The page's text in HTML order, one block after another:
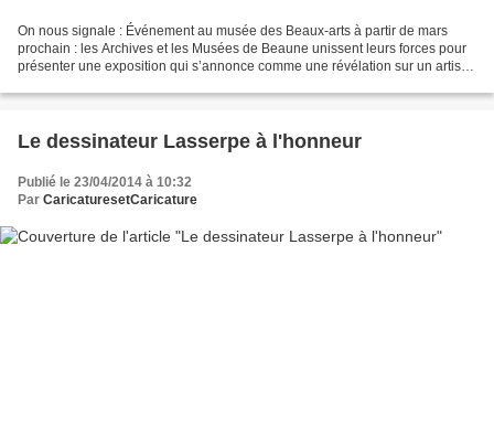
On nous signale : Événement au musée des Beaux-arts à partir de mars
prochain : les Archives et les Musées de Beaune unissent leurs forces pour
présenter une exposition qui s’annonce comme une révélation sur un artiste
Le dessinateur Lasserpe à l'honneur
Publié le 23/04/2014 à 10:32
Par CaricaturesetCaricature